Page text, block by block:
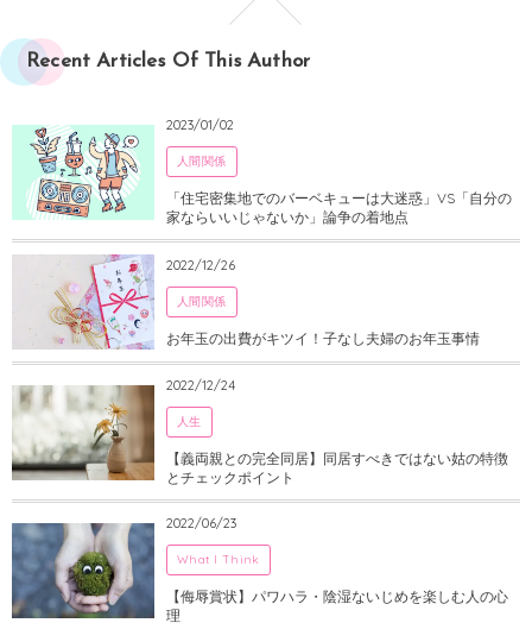
Recent Articles Of This Author
2023/01/02
人間関係
「住宅密集地でのバーベキューは大迷惑」VS「自分の
家ならいいじゃないか」論争の着地点
2022/12/26
人間関係
お年玉の出費がキツイ！子なし夫婦のお年玉事情
2022/12/24
人生
【義両親との完全同居】同居すべきではない姑の特徴
とチェックポイント
2022/06/23
What I Think
【侮辱賞状】パワハラ・陰湿ないじめを楽しむ人の心
理